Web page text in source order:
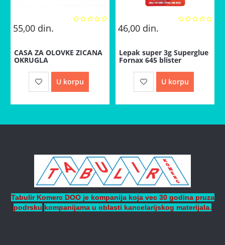
55,00 din.
CASA ZA OLOVKE ZICANA
OKRUGLA
U korpu
46,00 din.
Lepak super 3g Superglue
Fornax 645 blister
U korpu
Tabulir Komerc DOO je kompanija koja vec 30 godina pruza
podrsku kompanijama u oblasti kancelarijskog materijala.